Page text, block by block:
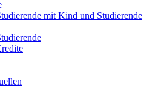
mit Kind und Studierende